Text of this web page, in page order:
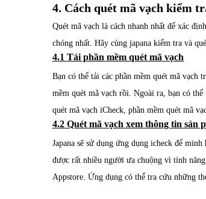
4. Cách quét mã vạch kiểm
Quét mã vạch là cách nhanh nhất để xác
chóng nhất. Hãy cùng japana kiểm tra và
4.1 Tải phần mềm quét mã vạch
Bạn có thể tải các phần mềm quét mã vạch
mềm quét mã vạch rồi. Ngoài ra, bạn có
quét mã vạch iCheck, phần mềm quét mã
4.2 Quét mã vạch xem thông tin
Japana sẽ sử dụng ứng dụng icheck để
được rất nhiều người ưa chuộng vì tính
Appstore. Ứng dụng có thể tra cứu những